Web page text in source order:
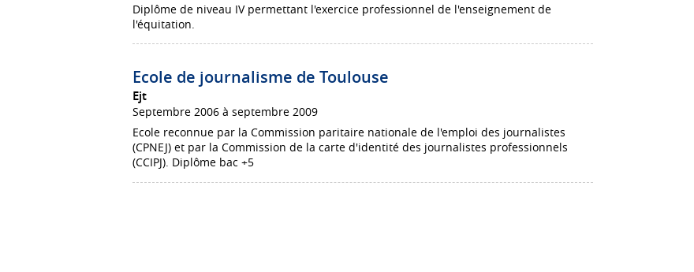
Diplôme de niveau IV permettant l'exercice professionnel de l'enseignement de
l'équitation.
Ecole de journalisme de Toulouse
Ejt
Septembre 2006 à septembre 2009
Ecole reconnue par la Commission paritaire nationale de l'emploi des journalistes
(CPNEJ) et par la Commission de la carte d'identité des journalistes professionnels
(CCIPJ). Diplôme bac +5